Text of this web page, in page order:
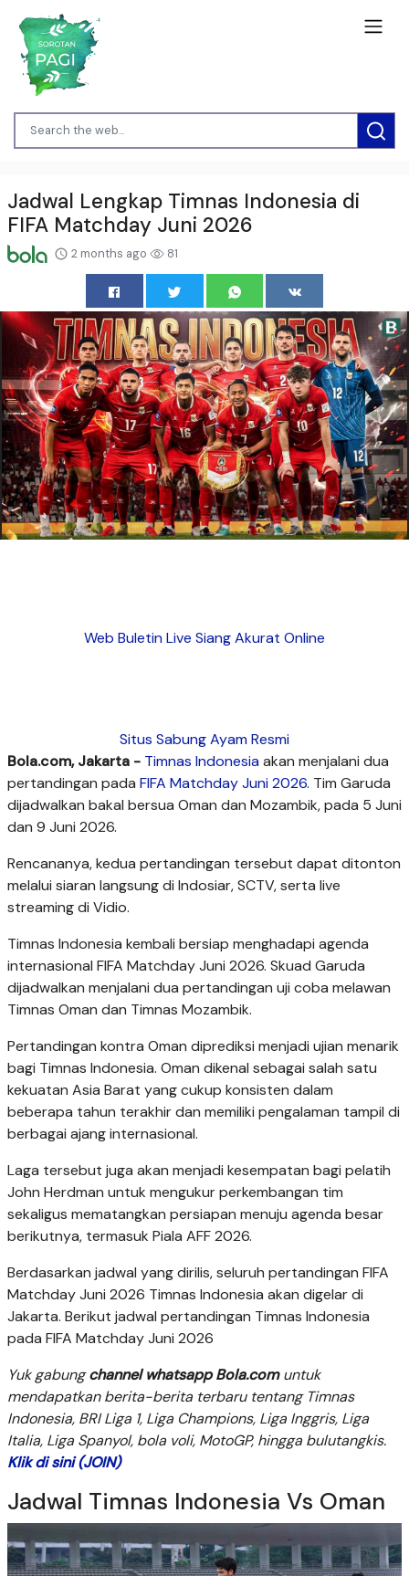
Jadwal Lengkap Timnas Indonesia di
FIFA Matchday Juni 2026
2 months ago 81
Web Buletin Live Siang Akurat Online
Situs Sabung Ayam Resmi
Bola.com, Jakarta - Timnas Indonesiaakan menjalani dua
pertandingan pada FIFA Matchday Juni 2026. Tim Garuda
dijadwalkan bakal bersua Oman dan Mozambik, pada 5 Juni
dan 9 Juni 2026.
Rencananya, kedua pertandingan tersebut dapat ditonton
melalui siaran langsung di Indosiar, SCTV, serta live
streaming di Vidio.
Timnas Indonesia kembali bersiap menghadapi agenda
internasional FIFA Matchday Juni 2026. Skuad Garuda
dijadwalkan menjalani dua pertandingan uji coba melawan
Timnas Oman dan Timnas Mozambik.
Pertandingan kontra Oman diprediksi menjadi ujian menarik
bagi Timnas Indonesia. Oman dikenal sebagai salah satu
kekuatan Asia Barat yang cukup konsisten dalam
beberapa tahun terakhir dan memiliki pengalaman tampil di
berbagai ajang internasional.
Laga tersebut juga akan menjadi kesempatan bagi pelatih
John Herdman untuk mengukur perkembangan tim
sekaligus mematangkan persiapan menuju agenda besar
berikutnya, termasuk Piala AFF 2026.
Berdasarkan jadwal yang dirilis, seluruh pertandingan FIFA
Matchday Juni 2026 Timnas Indonesia akan digelar di
Jakarta. Berikut jadwal pertandingan Timnas Indonesia
pada FIFA Matchday Juni 2026
Yuk gabungchannel whatsapp Bola.comuntuk
mendapatkan berita-berita terbaru tentang Timnas
Indonesia, BRI Liga 1, Liga Champions, Liga Inggris, Liga
Italia, Liga Spanyol, bola voli, MotoGP, hingga bulutangkis.
Klik di sini (JOIN)
Jadwal Timnas Indonesia Vs Oman